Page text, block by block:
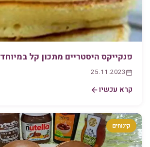
פנקייקס היסטריים מתכון קל במיוחד
25.11.2023
קרא עכשיו
קינוחים